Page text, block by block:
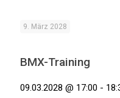
9. März 2028
BMX-Training
09.03.2028 @ 17:00 -